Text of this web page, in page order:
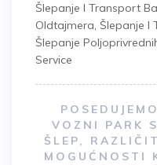
Šlepanje I Transport
Oldtajmera, Šlepanje I
Šlepanje
Service
VOZNI PARK
ŠLEP,
MOGUĆNOSTI